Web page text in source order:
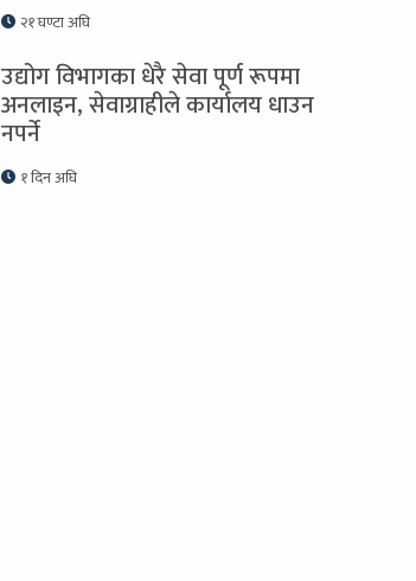
२१ घण्टा अघि
उद्योग विभागका धेरै सेवा पूर्ण रूपमा
अनलाइन, सेवाग्राहीले कार्यालय धाउन
नपर्ने
१ दिन अघि